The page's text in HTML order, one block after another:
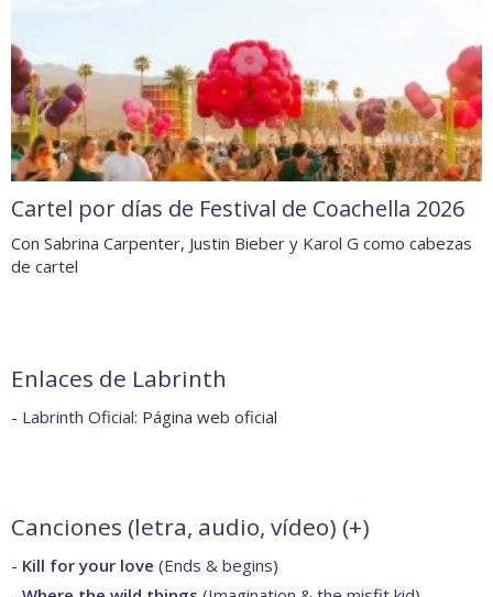
Cartel por días de Festival de Coachella 2026
Con Sabrina Carpenter, Justin Bieber y Karol G como cabezas
de cartel
Enlaces de Labrinth
- Labrinth Oficial: Página web oficial
Canciones (letra, audio, vídeo) (+)
- Kill for your love (Ends & begins)